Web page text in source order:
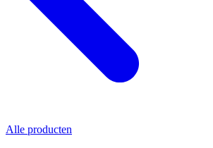
Alle producten